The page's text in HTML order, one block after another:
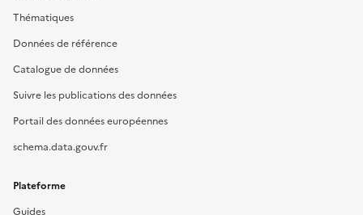
Thématiques
Données de référence
Catalogue de données
Suivre les publications des données
Portail des données européennes
schema.data.gouv.fr
Plateforme
Guides